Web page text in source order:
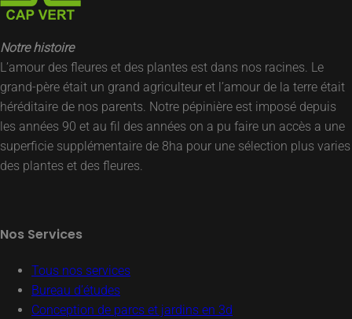
Notre histoire
L’amour des fleures et des plantes est dans nos racines. Le
grand-père était un grand agriculteur et l’amour de la terre était
héréditaire de nos parents. Notre pépinière est imposé depuis
les années 90 et au fil des années on a pu faire un accès a une
superficie supplémentaire de 8ha pour une sélection plus varies
des plantes et des fleures.
Nos Services
Tous nos services
Bureau d’études
Conception de parcs et jardins en 3d